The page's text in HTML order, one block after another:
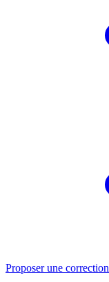
Proposer une correction